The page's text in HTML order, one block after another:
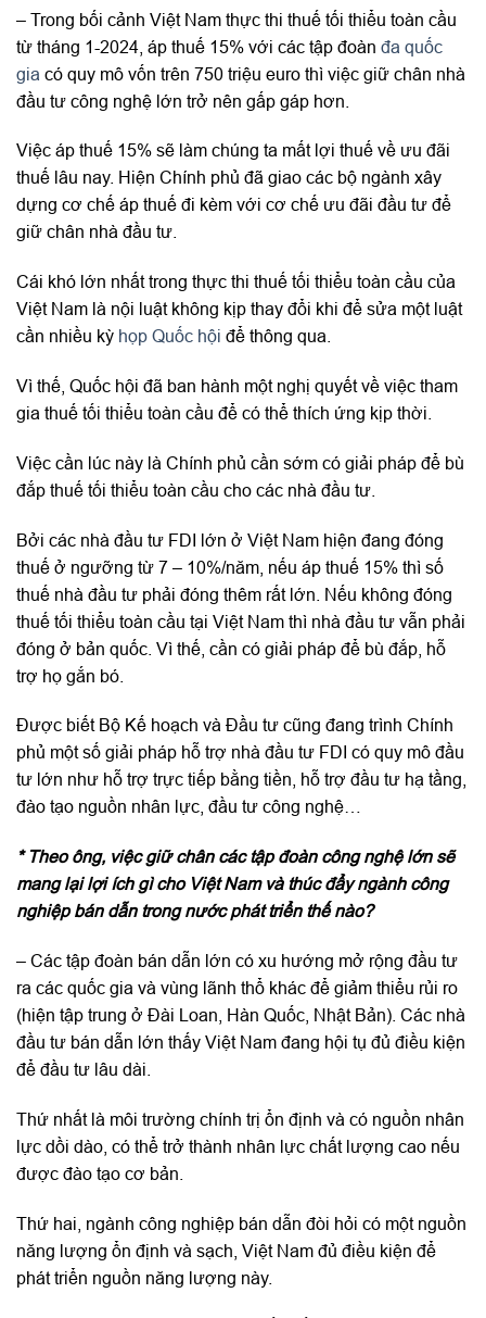
– Trong bối cảnh Việt Nam thực thi thuế tối thiểu toàn cầu
từ tháng 1-2024, áp thuế 15% với các tập đoàn đa quốc
gia có quy mô vốn trên 750 triệu euro thì việc giữ chân nhà
đầu tư công nghệ lớn trở nên gấp gáp hơn.
Việc áp thuế 15% sẽ làm chúng ta mất lợi thuế về ưu đãi
thuế lâu nay. Hiện Chính phủ đã giao các bộ ngành xây
dựng cơ chế áp thuế đi kèm với cơ chế ưu đãi đầu tư để
giữ chân nhà đầu tư.
Cái khó lớn nhất trong thực thi thuế tối thiểu toàn cầu của
Việt Nam là nội luật không kịp thay đổi khi để sửa một luật
cần nhiều kỳ họp Quốc hội để thông qua.
Vì thế, Quốc hội đã ban hành một nghị quyết về việc tham
gia thuế tối thiểu toàn cầu để có thể thích ứng kịp thời.
Việc cần lúc này là Chính phủ cần sớm có giải pháp để bù
đắp thuế tối thiểu toàn cầu cho các nhà đầu tư.
Bởi các nhà đầu tư FDI lớn ở Việt Nam hiện đang đóng
thuế ở ngưỡng từ 7 – 10%/năm, nếu áp thuế 15% thì số
thuế nhà đầu tư phải đóng thêm rất lớn. Nếu không đóng
thuế tối thiểu toàn cầu tại Việt Nam thì nhà đầu tư vẫn phải
đóng ở bản quốc. Vì thế, cần có giải pháp để bù đắp, hỗ
trợ họ gắn bó.
Được biết Bộ Kế hoạch và Đầu tư cũng đang trình Chính
phủ một số giải pháp hỗ trợ nhà đầu tư FDI có quy mô đầu
tư lớn như hỗ trợ trực tiếp bằng tiền, hỗ trợ đầu tư hạ tầng,
đào tạo nguồn nhân lực, đầu tư công nghệ…
* Theo ông, việc giữ chân các tập đoàn công nghệ lớn sẽ
mang lại lợi ích gì cho Việt Nam và thúc đẩy ngành công
nghiệp bán dẫn trong nước phát triển thế nào?
– Các tập đoàn bán dẫn lớn có xu hướng mở rộng đầu tư
ra các quốc gia và vùng lãnh thổ khác để giảm thiểu rủi ro
(hiện tập trung ở Đài Loan, Hàn Quốc, Nhật Bản). Các nhà
đầu tư bán dẫn lớn thấy Việt Nam đang hội tụ đủ điều kiện
để đầu tư lâu dài.
Thứ nhất là môi trường chính trị ổn định và có nguồn nhân
lực dồi dào, có thể trở thành nhân lực chất lượng cao nếu
được đào tạo cơ bản.
Thứ hai, ngành công nghiệp bán dẫn đòi hỏi có một nguồn
năng lượng ổn định và sạch, Việt Nam đủ điều kiện để
phát triển nguồn năng lượng này.